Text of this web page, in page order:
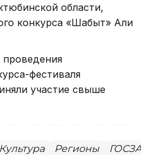
области,
конкурса «Шабыт» Али
проведения
фестиваля
участие свыше
Культура Регионы